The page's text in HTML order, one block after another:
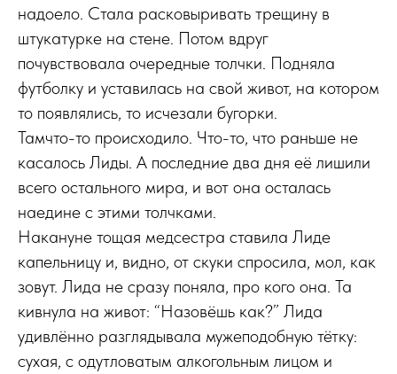
надоело. Стала расковыривать трещину в
штукатурке на стене. Потом вдруг
почувствовала очередные толчки. Подняла
футболку и уставилась на свой живот, на котором
то появлялись, то исчезали бугорки.
Тамчто-то происходило. Что-то, что раньше не
касалось Лиды. А последние два дня её лишили
всего остального мира, и вот она осталась
наедине с этими толчками.
Накануне тощая медсестра ставила Лиде
капельницу и, видно, от скуки спросила, мол, как
зовут. Лида не сразу поняла, про кого она. Та
кивнула на живот: “Назовёшь как?” Лида
удивлённо разглядывала мужеподобную тётку:
сухая, с одутловатым алкогольным лицом и